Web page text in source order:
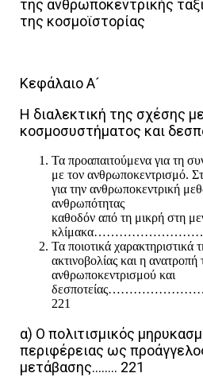
της ανθρωποκεντρικής
της κοσμοϊστορίας
Κεφάλαιο Α´
Η διαλεκτική της σχέσης
κοσμοσυστήματος και
Τα προαπαιτούμενα για τη
με τον ανθρωποκεντρισμό.
για την ανθρωποκεντρική
ανθρωπότητας
καθοδόν από τη μικρή στη
Τα ποιοτικά χαρακτηριστικά
ακτινοβολίας και η ανατροπή
ανθρωποκεντρισμού και
221
α) Ο πολιτισμικός
περιφέρειας ως
μετάβασης…….. 221